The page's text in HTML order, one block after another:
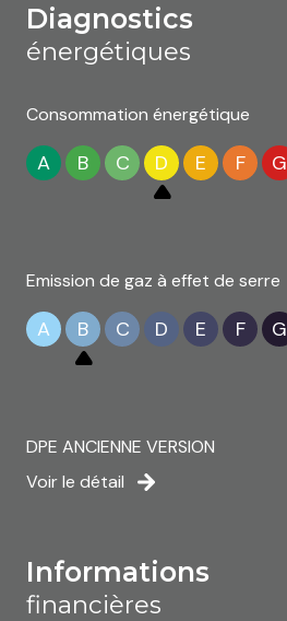
diagnostics
énergétiques
Consommation énergétique
A B C D E F G
Emission de gaz à effet de serre
A B C D E F G
DPE ANCIENNE VERSION
Voir le détail
informations
financières